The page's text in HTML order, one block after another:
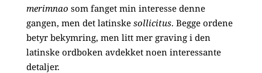
merimnao som fanget min interesse denne
gangen, men det latinske sollicitus. Begge ordene
betyr bekymring, men litt mer graving i den
latinske ordboken avdekket noen interessante
detaljer.